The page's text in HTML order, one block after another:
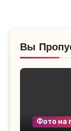
Вы
Фото на